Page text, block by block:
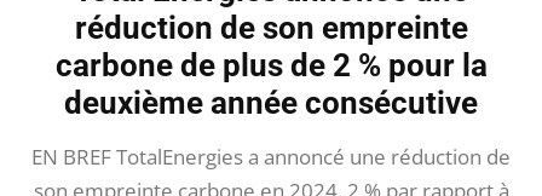
réduction de son empreinte
carbone de plus de 2 % pour la
deuxième année consécutive
EN BREF TotalEnergies a annoncé une réduction de